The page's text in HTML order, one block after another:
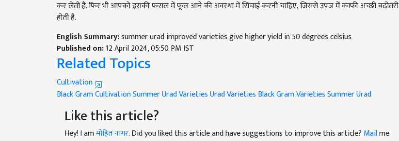
होती है.
Published on:12 April 2024, 05:50 PM IST
Related Topics
Cultivation
Black Gram Cultivation
Like this article?
Hey! I amमोहित नागर . Did you liked this article and have suggestions to improve this article?
your suggestions and feedback.